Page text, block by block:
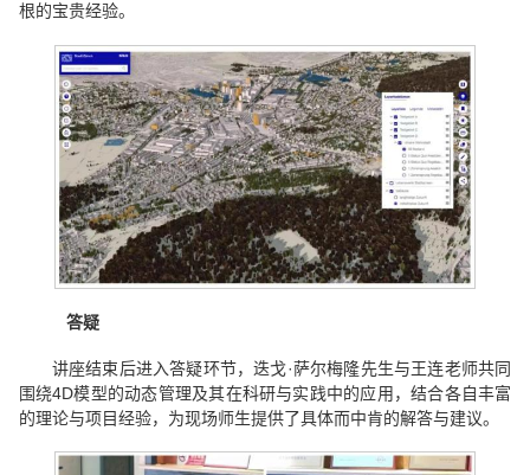
根的宝贵经验。
答疑
讲座结束后进入答疑环节，迭戈·萨尔梅隆先生与王连老师共同
围绕4D模型的动态管理及其在科研与实践中的应用，结合各自丰富
的理论与项目经验，为现场师生提供了具体而中肯的解答与建议。